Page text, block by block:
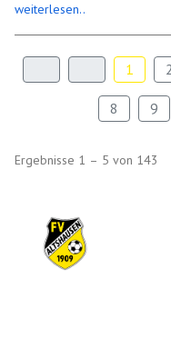
weiterlesen..
1 2
8 9
Ergebnisse 1 – 5 von 143